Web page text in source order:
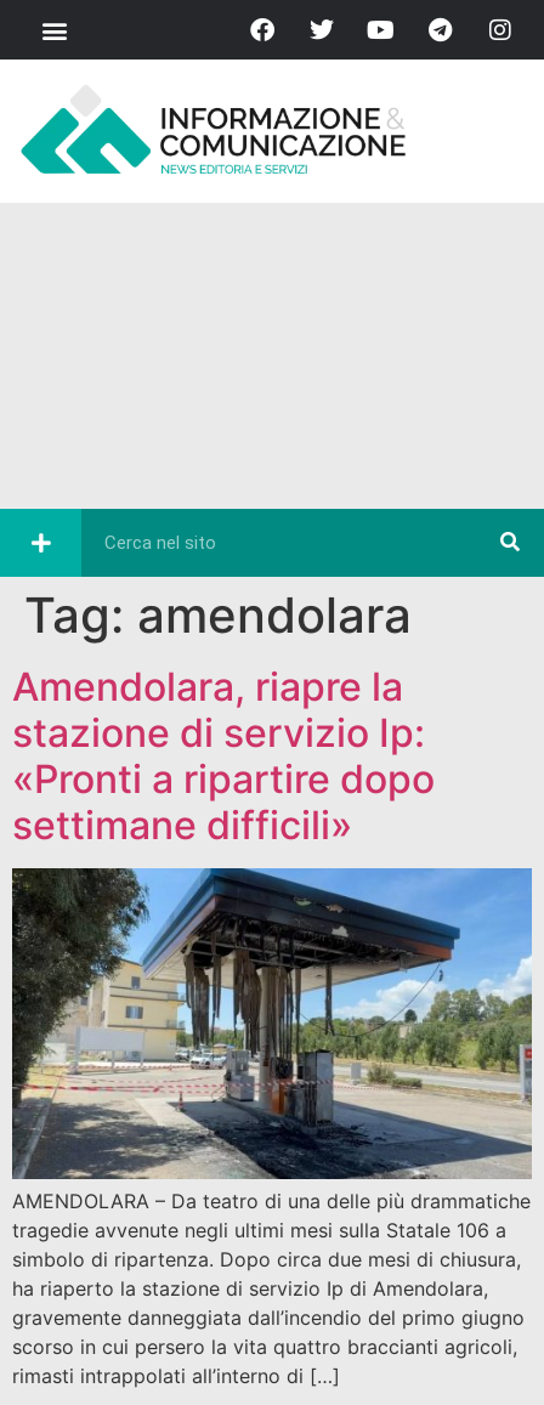
Tag: amendolara
Amendolara, riapre la
stazione di servizio Ip:
«Pronti a ripartire dopo
settimane difficili»
AMENDOLARA – Da teatro di una delle più drammatiche
tragedie avvenute negli ultimi mesi sulla Statale 106 a
simbolo di ripartenza. Dopo circa due mesi di chiusura,
ha riaperto la stazione di servizio Ip di Amendolara,
gravemente danneggiata dall’incendio del primo giugno
scorso in cui persero la vita quattro braccianti agricoli,
rimasti intrappolati all’interno di […]